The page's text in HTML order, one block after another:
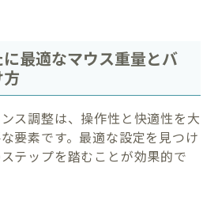
最適なマウス重量とバ
ス調整は、操作性と快適性を大
要素です。最適な設定を見つけ
テップを踏むことが効果的で